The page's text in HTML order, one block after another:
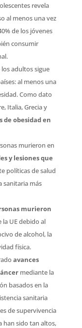
revela
al menos una vez
de los jóvenes
consumir
adultos sigue
al menos una
Como dato
Italia, Grecia y
de obesidad en
murieron en
y lesiones que
políticas de salud
sanitaria más
murieron
la UE debido al
de alcohol, la
física.
avances
mediante la
basados en la
sanitaria
de supervivencia
han sido tan altos,